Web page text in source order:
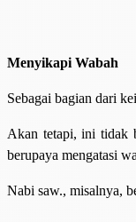
Menyikapi Wabah
Sebagai bagian dari
Akan tetapi, ini tidak
berupaya mengatasi
Nabi saw., misalnya,